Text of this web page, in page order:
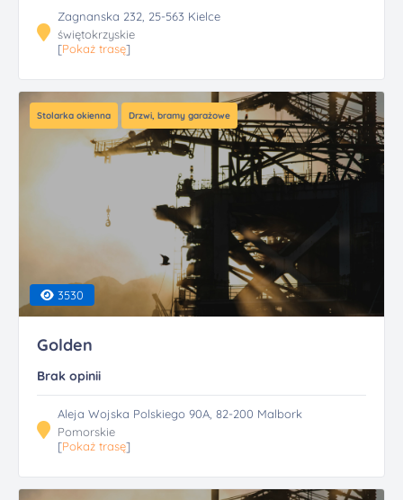
Zagnanska 232, 25-563 Kielce
świętokrzyskie
[Pokaż trasę]
Stolarka okienna Drzwi, bramy garażowe
3530
Golden
Brak opinii
Aleja Wojska Polskiego 90A, 82-200 Malbork
Pomorskie
[Pokaż trasę]